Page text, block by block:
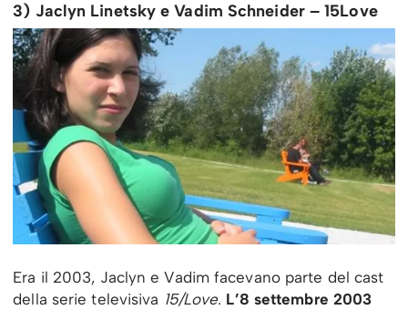
3) Jaclyn Linetsky e Vadim Schneider – 15Love
Era il 2003, Jaclyn e Vadim facevano parte del cast
della serie televisiva 15/Love. L’8 settembre 2003